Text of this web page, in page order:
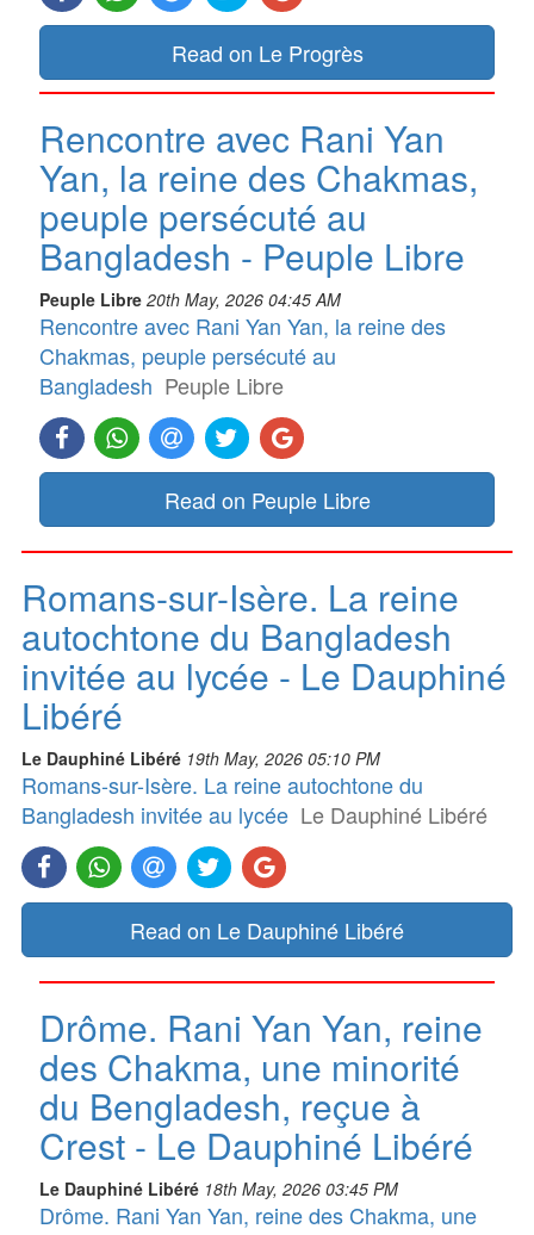
Read on Le Progrès
Rencontre avec Rani Yan
Yan, la reine des Chakmas,
peuple persécuté au
Bangladesh - Peuple Libre
Peuple Libre 20th May, 2026 04:45 AM
Rencontre avec Rani Yan Yan, la reine des
Chakmas, peuple persécuté au
Bangladesh Peuple Libre
Read on Peuple Libre
Romans-sur-Isère. La reine
autochtone du Bangladesh
invitée au lycée - Le Dauphiné
Libéré
Le Dauphiné Libéré 19th May, 2026 05:10 PM
Romans-sur-Isère. La reine autochtone du
Bangladesh invitée au lycée Le Dauphiné Libéré
Read on Le Dauphiné Libéré
Drôme. Rani Yan Yan, reine
des Chakma, une minorité
du Bengladesh, reçue à
Crest - Le Dauphiné Libéré
Le Dauphiné Libéré 18th May, 2026 03:45 PM
Drôme. Rani Yan Yan, reine des Chakma, une